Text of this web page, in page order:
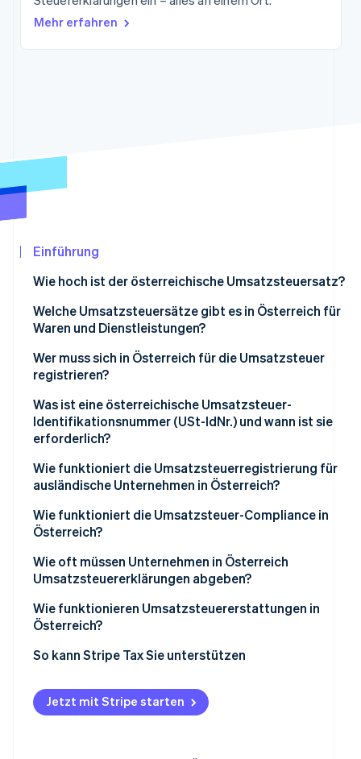
Betrugsprävention
Atlas
Ecosystem
Mehr erfahren
Einführung
Wie hoch ist der österreichische Umsatzsteuersatz?
Welche Umsatzsteuersätze gibt es in Österreich für
Waren und Dienstleistungen?
Wer muss sich in Österreich für die Umsatzsteuer
registrieren?
Was ist eine österreichische Umsatzsteuer-
Identifikationsnummer (USt-IdNr.) und wann ist sie
erforderlich?
Wie funktioniert die Umsatzsteuerregistrierung für
ausländische Unternehmen in Österreich?
Wie funktioniert die Umsatzsteuer-Compliance in
Österreich?
Wie oft müssen Unternehmen in Österreich
Umsatzsteuererklärungen abgeben?
Wie funktionieren Umsatzsteuererstattungen in
Österreich?
So kann Stripe Tax Sie unterstützen
Jetzt mit Stripe starten